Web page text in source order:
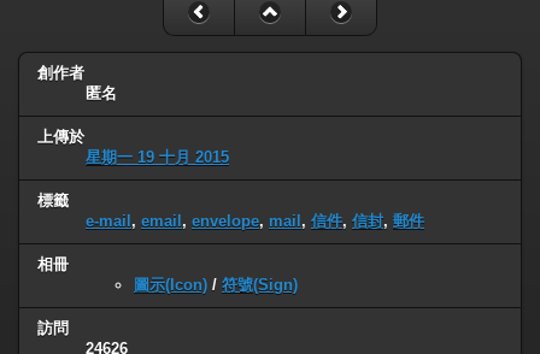
創作者
匿名
上傳於
星期一 19 十月 2015
標籤
e-mail , email , envelope, mail , 信件, 信封, 郵件
相冊
圖示(Icon) / 符號(Sign)
訪問
24626